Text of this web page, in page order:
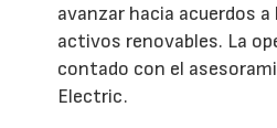
avanzar hacia acuerdos
activos renovables. La
contado con el
Electric.